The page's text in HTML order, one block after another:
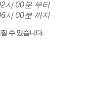
시 00분 부터
시 00분 까지
수 있습니다.